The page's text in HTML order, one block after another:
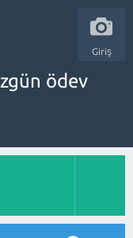
Giriş
ödev